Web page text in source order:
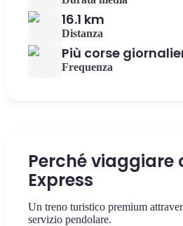
16.1 km
Distanza
Più corse
Frequenza
Perché
Express
Un treno turistico premium
servizio pendolare.